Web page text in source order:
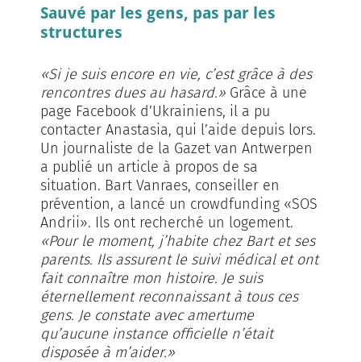
Sauvé par les gens, pas par les
structures
«Si je suis encore en vie, c’est grâce à des
rencontres dues au hasard.» Grâce à une
page Facebook d’Ukrainiens, il a pu
contacter Anastasia, qui l’aide depuis lors.
Un journaliste de la Gazet van Antwerpen
a publié un article à propos de sa
situation. Bart Vanraes, conseiller en
prévention, a lancé un crowdfunding «SOS
Andrii». Ils ont recherché un logement.
«Pour le moment, j’habite chez Bart et ses
parents. Ils assurent le suivi médical et ont
fait connaître mon histoire. Je suis
éternellement reconnaissant à tous ces
gens. Je constate avec amertume
qu’aucune instance officielle n’était
disposée à m’aider.»